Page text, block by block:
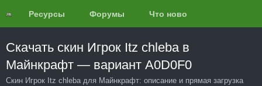
Ресурсы Форумы Что нового?
Скачать скин Игрок Itz chleba в
Майнкрафт — вариант A0D0F0
Скин Игрок Itz chleba для Майнкрафт: описание и прямая загрузка